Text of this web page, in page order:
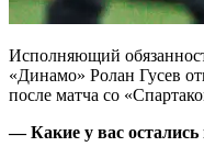
Исполняющий
«Динамо» Ролан Гусев
после матча со
— Какие у вас остались